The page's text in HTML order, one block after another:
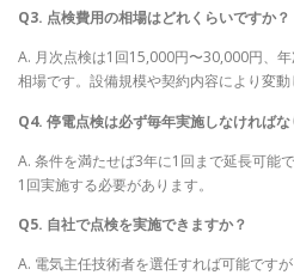
Q3. 点検費用の相場はどれくらいですか？
A. 月次点検は1回15,000円〜30,000円、
相場です。設備規模や契約内容により変動
Q4. 停電点検は必ず毎年実施しなければな
A. 条件を満たせば3年に1回まで延長可能
1回実施する必要があります。
Q5. 自社で点検を実施できますか？
A. 電気主任技術者を選任すれば可能です